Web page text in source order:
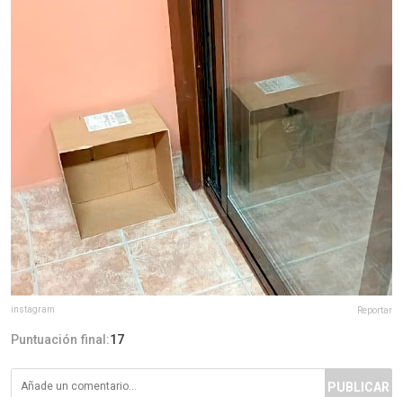
instagram Reportar
Puntuación final:17
PUBLICAR